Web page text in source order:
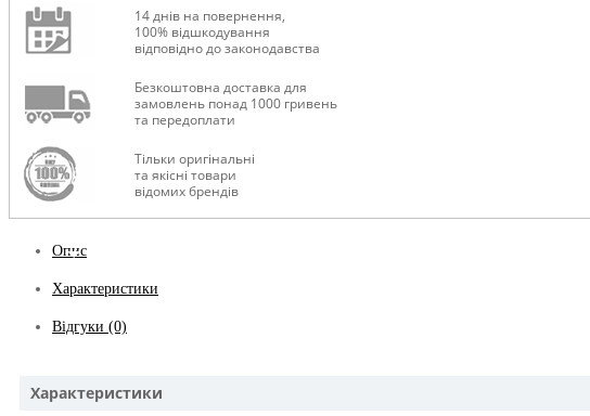
14 днів на повернення,
100% відшкодування
відповідно до законодавства
Безкоштовна доставка для
замовлень понад 1000 гривень
та передоплати
Тільки оригінальні
та якісні товари
відомих брендів
Опис
Характеристики
Відгуки (0)
Характеристики